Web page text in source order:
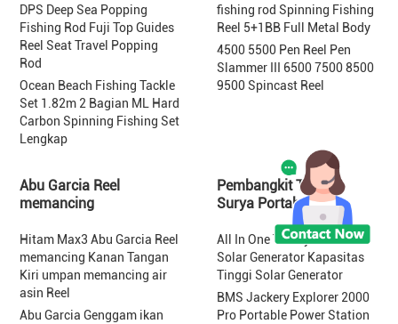
DPS Deep Sea Popping
Fishing Rod Fuji Top Guides
Reel Seat Travel Popping
Rod
Ocean Beach Fishing Tackle
Set 1.82m 2 Bagian ML Hard
Carbon Spinning Fishing Set
Lengkap
fishing rod Spinning Fishing
Reel 5+1BB Full Metal Body
4500 5500 Pen Reel Pen
Slammer III 6500 7500 8500
9500 Spincast Reel
Abu Garcia Reel
memancing
Hitam Max3 Abu Garcia Reel
memancing Kanan Tangan
Kiri umpan memancing air
asin Reel
Abu Garcia Genggam ikan
Pembangkit Tenaga
Surya Portabel
All In One Trolley Portable
Solar Generator Kapasitas
Tinggi Solar Generator
BMS Jackery Explorer 2000
Pro Portable Power Station